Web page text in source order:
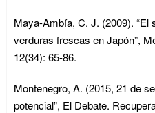
Maya-Ambía, C. J. (2009). “El
verduras frescas en Japón”,
12(34): 65-86.
Montenegro, A. (2015, 21 de
potencial”, El Debate.